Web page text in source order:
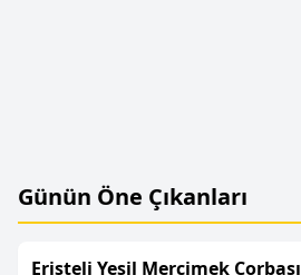
Günün Öne Çıkanları
Erişteli Yeşil Mercimek Çorbası